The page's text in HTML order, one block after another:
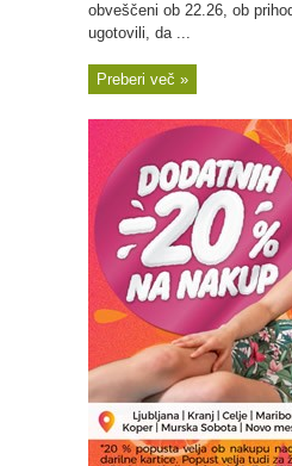
obveščeni ob 22.26, ob
ugotovili, da ...
Preberi več »